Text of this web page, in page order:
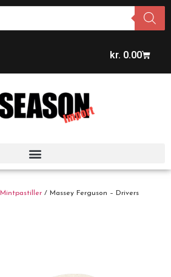
kr. 0.00
Mintpastiller / Massey Ferguson – Drivers